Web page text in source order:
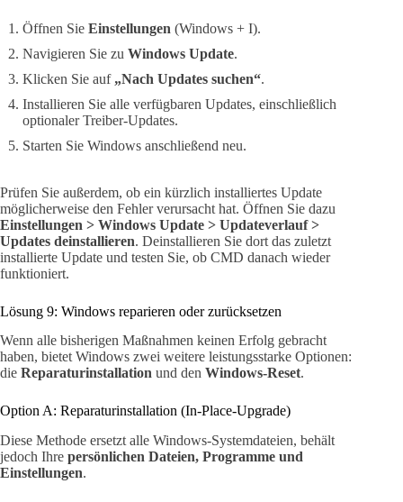
Öffnen Sie Einstellungen (Windows + I).
Navigieren Sie zu Windows Update.
Klicken Sie auf „Nach Updates suchen“.
Installieren Sie alle verfügbaren Updates, einschließlich
optionaler Treiber-Updates.
Starten Sie Windows anschließend neu.
Prüfen Sie außerdem, ob ein kürzlich installiertes Update
möglicherweise den Fehler verursacht hat. Öffnen Sie dazu
Einstellungen > Windows Update > Updateverlauf >
Updates deinstallieren. Deinstallieren Sie dort das zuletzt
installierte Update und testen Sie, ob CMD danach wieder
funktioniert.
Lösung 9: Windows reparieren oder zurücksetzen
Wenn alle bisherigen Maßnahmen keinen Erfolg gebracht
haben, bietet Windows zwei weitere leistungsstarke Optionen:
die Reparaturinstallation und den Windows-Reset.
Option A: Reparaturinstallation (In-Place-Upgrade)
Diese Methode ersetzt alle Windows-Systemdateien, behält
jedoch Ihre persönlichen Dateien, Programme und
Einstellungen.